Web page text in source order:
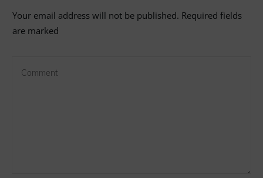
Your email address will not be published. Required fields
are marked